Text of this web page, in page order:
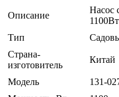
Описание
Насос
Тип
Страна-
изготовитель
Китай
Модель
131-